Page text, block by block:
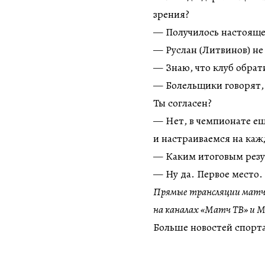
зрения?
— Получилось
— Руслан (Литвинов) не
— Знаю, что клуб
— Болельщики говорят,
Ты согласен?
— Нет, в чемпионате
и настраиваемся на
— Каким итоговым
— Ну да. Первое место.
Прямые трансляции
на каналах «Матч ТВ» и
Больше новостей